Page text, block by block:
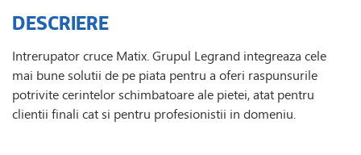
DESCRIERE
Intrerupator cruce Matix. Grupul Legrand integreaza cele
mai bune solutii de pe piata pentru a oferi raspunsurile
potrivite cerintelor schimbatoare ale pietei, atat pentru
clientii finali cat si pentru profesionistii in domeniu.